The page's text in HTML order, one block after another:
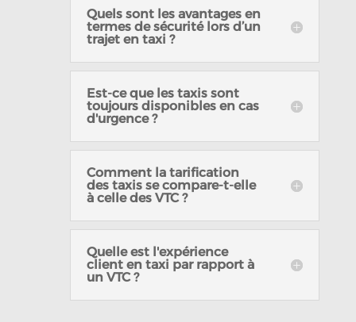
Quels sont les avantages en
termes de sécurité lors d’un
trajet en taxi ?
Est-ce que les taxis sont
toujours disponibles en cas
d'urgence ?
Comment la tarification
des taxis se compare-t-elle
à celle des VTC ?
Quelle est l'expérience
client en taxi par rapport à
un VTC ?